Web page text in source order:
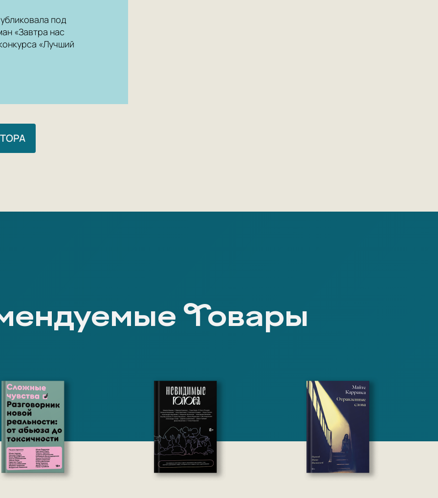
под
«Завтра нас
«Лучший
Товары